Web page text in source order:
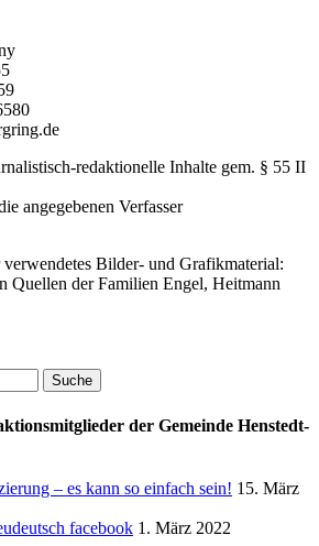
redaktionelle Inhalte gem. § 55 II
angegebenen Verfasser
Bilder- und Grafikmaterial:
Quellen der Familien Engel, Heitmann
der Gemeinde Henstedt-
– es kann so einfach sein! 15. März
facebook 1. März 2022